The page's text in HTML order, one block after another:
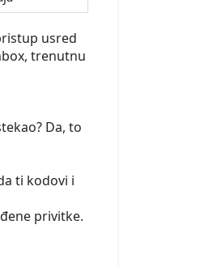
usred
trenutnu
Da, to
ti kodovi i
privitke.